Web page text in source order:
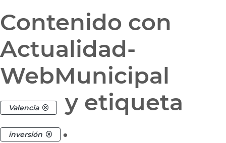
Contenido con
Actualidad-
WebMunicipal
Valencia y etiqueta
inversión .